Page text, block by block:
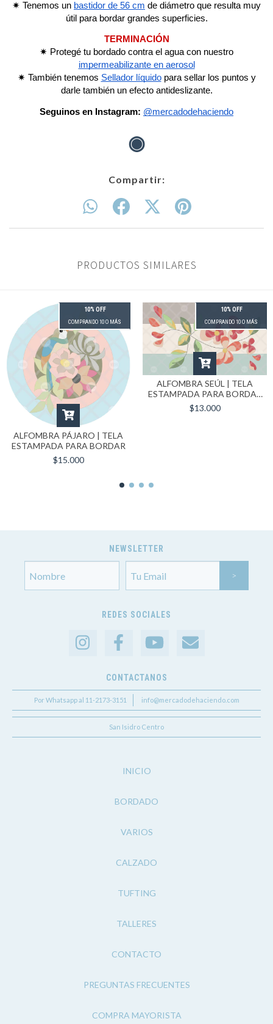
✷ Tenemos un bastidor de 56 cm de diámetro que resulta muy
útil para bordar grandes superficies.
TERMINACIÓN
✷ Protegé tu bordado contra el agua con nuestro
impermeabilizante en aerosol
✷ También tenemos Sellador líquidopara sellar los puntos y
darle también un efecto antideslizante.
Seguinos en Instagram: @mercadodehaciendo
◉
Compartir:
PRODUCTOS SIMILARES
10% OFF
COMPRANDO 10 O MÁS
ALFOMBRA PÁJARO | TELA
ESTAMPADA PARA BORDAR
$15.000
10% OFF
COMPRANDO 10 O MÁS
ALFOMBRA SEÚL | TELA
ESTAMPADA PARA BORDAR
90X70 CM
$13.000
NEWSLETTER
REDES SOCIALES
CONTACTANOS
Por Whatsapp al 11-2173-3151 info@mercadodehaciendo.com
San Isidro Centro
INICIO
BORDADO
VARIOS
CALZADO
TUFTING
TALLERES
CONTACTO
PREGUNTAS FRECUENTES
COMPRA MAYORISTA